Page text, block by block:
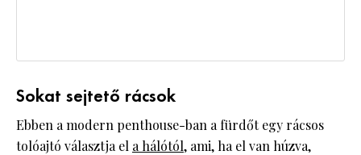
Sokat sejtető rácsok
Ebben a modern penthouse-ban a fürdőt egy rácsos
tolóajtó választja el a hálótól, ami, ha el van húzva,